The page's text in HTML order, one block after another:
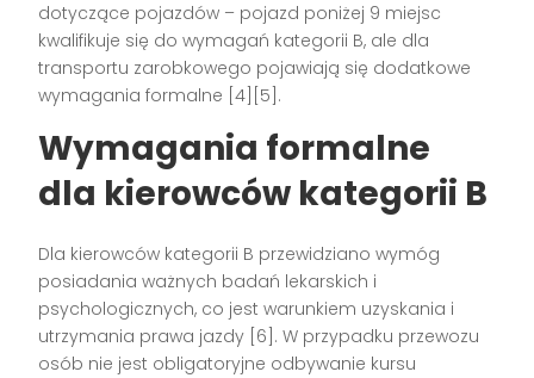
dotyczące pojazdów – pojazd poniżej 9 miejsc
kwalifikuje się do wymagań kategorii B, ale dla
transportu zarobkowego pojawiają się dodatkowe
wymagania formalne [4][5] .
Wymagania formalne
dla kierowców kategorii B
Dla kierowców kategorii B przewidziano wymóg
posiadania ważnych badań lekarskich i
psychologicznych, co jest warunkiem uzyskania i
utrzymania prawa jazdy [6] . W przypadku przewozu
osób nie jest obligatoryjne odbywanie kursu